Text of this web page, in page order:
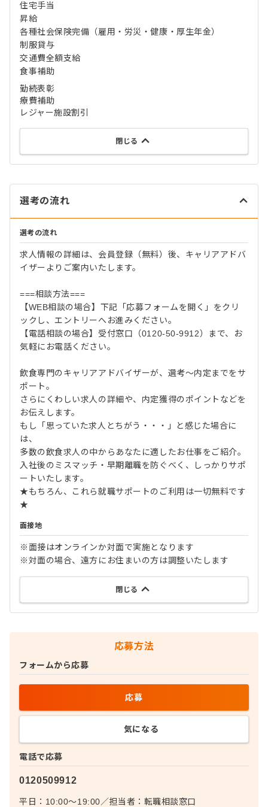
住宅手当
昇給
各種社会保険完備（雇用・労災・健康・厚生年金）
制服貸与
交通費全額支給
食事補助
勤続表彰
療費補助
レジャー施設割引
閉じる
選考の流れ
選考の流れ
求人情報の詳細は、会員登録（無料）後、キャリアアドバ
イザーよりご案内いたします。
===相談方法===
【WEB相談の場合】下記「応募フォームを開く」をクリ
ックし、エントリーへお進みください。
【電話相談の場合】受付窓口（0120-50-9912）まで、お
気軽にお電話ください。
飲食専門のキャリアアドバイザーが、選考～内定までをサ
ポート。
さらにくわしい求人の詳細や、内定獲得のポイントなどを
お伝えします。
もし「思っていた求人とちがう・・・」と感じた場合に
は、
多数の飲食求人の中からあなたに適したお仕事をご紹介。
入社後のミスマッチ・早期離職を防ぐべく、しっかりサポ
ートいたします。
★もちろん、これら就職サポートのご利用は一切無料です
★
面接地
※面接はオンラインか対面で実施となります
※対面の場合、遠方にお住まいの方は調整いたします
閉じる
応募方法
電話で応募
0120509912
平日：10:00〜19:00／担当者： 転職相談窓口
フォームから応募
応募
気になる